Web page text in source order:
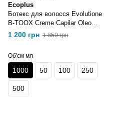
Ecoplus
Ботекс для волосся Evolutione
B-TOOX Creme Capilar Oleo
Inca 1000 мл
1 200 грн 1 850 грн
Об'єм мл
1000 50 100 250
500